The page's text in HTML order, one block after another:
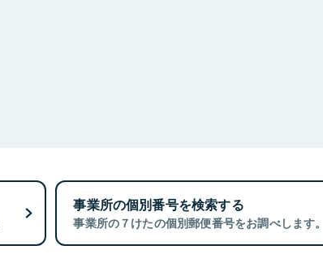
事業所の個別番号を検索する
事業所の７けたの個別郵便番号をお調べします。